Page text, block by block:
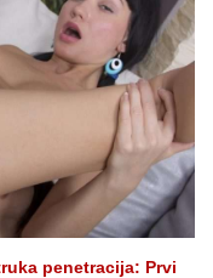
penetracija: Prvi